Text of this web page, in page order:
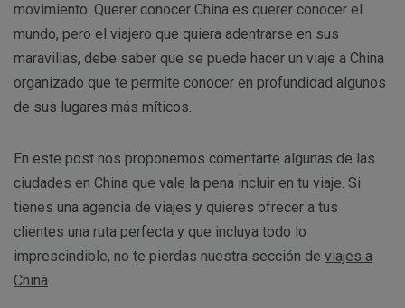
movimiento. Querer conocer China es querer conocer el
mundo, pero el viajero que quiera adentrarse en sus
maravillas, debe saber que se puede hacer un viaje a China
organizado que te permite conocer en profundidad algunos
de sus lugares más míticos.
En este post nos proponemos comentarte algunas de las
ciudades en China que vale la pena incluir en tu viaje. Si
tienes una agencia de viajes y quieres ofrecer a tus
clientes una ruta perfecta y que incluya todo lo
imprescindible, no te pierdas nuestra sección de viajes a
China.